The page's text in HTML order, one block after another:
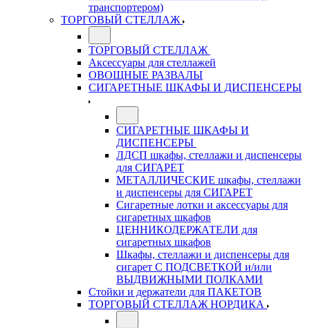
транспортером)
ТОРГОВЫЙ СТЕЛЛАЖ
ТОРГОВЫЙ СТЕЛЛАЖ
Аксессуары для стеллажей
ОВОЩНЫЕ РАЗВАЛЫ
СИГАРЕТНЫЕ ШКАФЫ И ДИСПЕНСЕРЫ
СИГАРЕТНЫЕ ШКАФЫ И
ДИСПЕНСЕРЫ
ЛДСП шкафы, стеллажи и диспенсеры
для СИГАРЕТ
МЕТАЛЛИЧЕСКИЕ шкафы, стеллажи
и диспенсеры для СИГАРЕТ
Сигаретные лотки и аксессуары для
сигаретных шкафов
ЦЕННИКОДЕРЖАТЕЛИ для
сигаретных шкафов
Шкафы, стеллажи и диспенсеры для
сигарет С ПОДСВЕТКОЙ и/или
ВЫДВИЖНЫМИ ПОЛКАМИ
Стойки и держатели для ПАКЕТОВ
ТОРГОВЫЙ СТЕЛЛАЖ НОРДИКА